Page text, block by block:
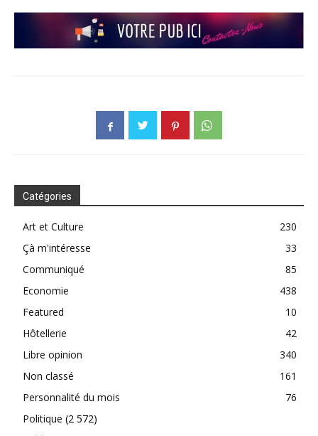
Catégories
Art et Culture
230
Çà m'intéresse
33
Communiqué
85
Economie
438
Featured
10
Hôtellerie
42
Libre opinion
340
Non classé
161
Personnalité du mois
76
Politique (2 572)